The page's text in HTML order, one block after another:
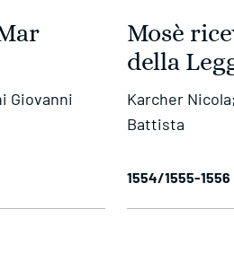
Giovanni
Mosè
della
Karcher
Battista
1554/1555-1556